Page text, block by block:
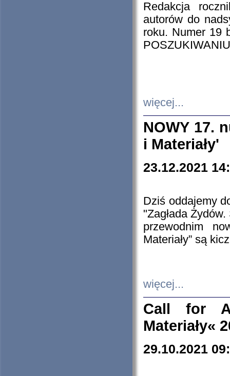
Redakcja
autorów do
roku. Numer 19
więcej...
NOWY 17.
i Materiały'
23.12.2021
Dziś oddajemy
"Zagłada
przewodnim
Materiały” są
więcej...
Call for
Materiały«
29.10.2021